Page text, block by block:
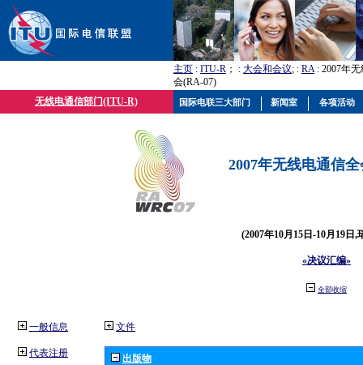
主页 : ITU-R ； : 大会和会议; : RA: 2007年
会(RA-07)
无线电通信部门(ITU-R)
2007年无线电通信
(2007年10月15日-10月19日,
«决议汇编»
全部收缩
一般信息
代表注册
文件
出版物
国际电联三大部门 新闻室 各项活动